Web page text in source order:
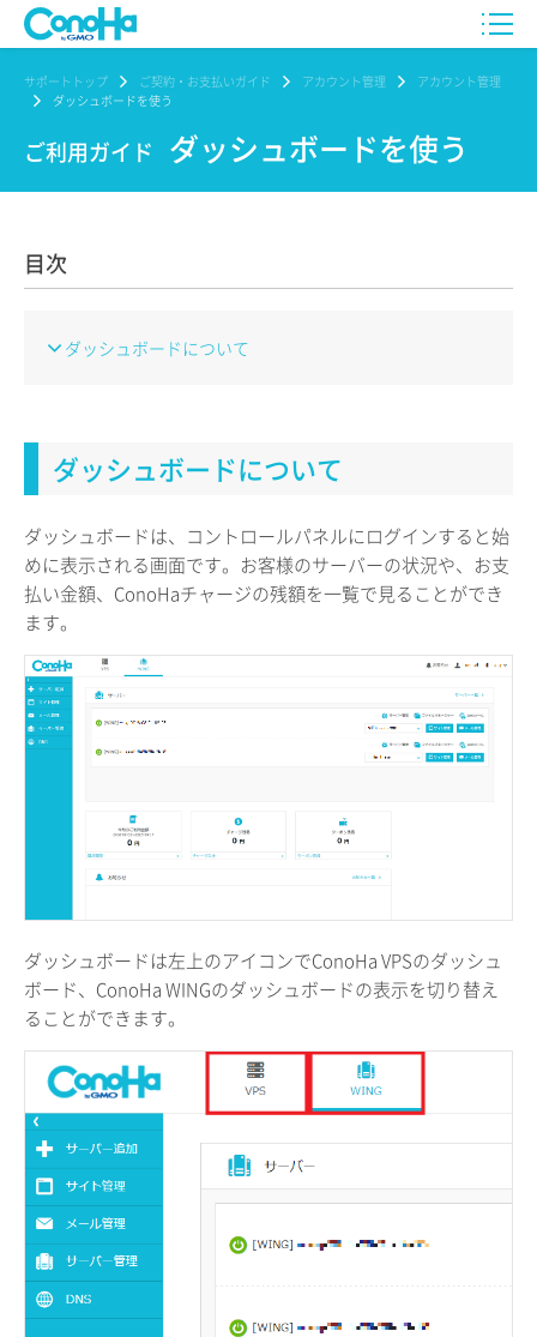
サポートトップ ご契約・お支払いガイド アカウント管理
アカウント管理
ダッシュボードを使う
ご利用ガイド ダッシュボードを使う
目次
ダッシュボードについて
ダッシュボードについて
ダッシュボードは、コントロールパネルにログインすると始
めに表示される画面です。お客様のサーバーの状況や、お支
払い金額、ConoHaチャージの残額を一覧で見ることができ
ます。
ダッシュボードは左上のアイコンでConoHa VPSのダッシュ
ボード、ConoHa WINGのダッシュボードの表示を切り替え
ることができます。